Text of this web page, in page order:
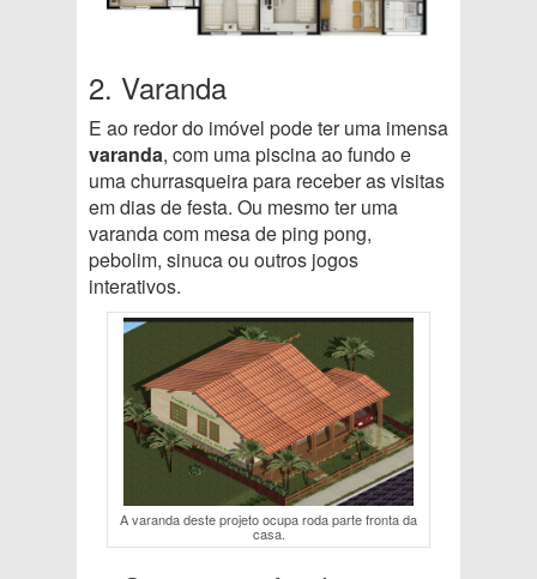
2. Varanda
E ao redor do imóvel pode ter uma imensa
varanda, com uma piscina ao fundo e
uma churrasqueira para receber as visitas
em dias de festa. Ou mesmo ter uma
varanda com mesa de ping pong,
pebolim, sinuca ou outros jogos
interativos.
A varanda deste projeto ocupa roda parte fronta da
casa.